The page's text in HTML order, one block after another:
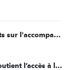
La Fondation Transdev concentre ses efforts sur l'accompagnement de la jeunesse
Hauts-de-France | La fondation Transdev soutient l’accès à la culture en milieu rural